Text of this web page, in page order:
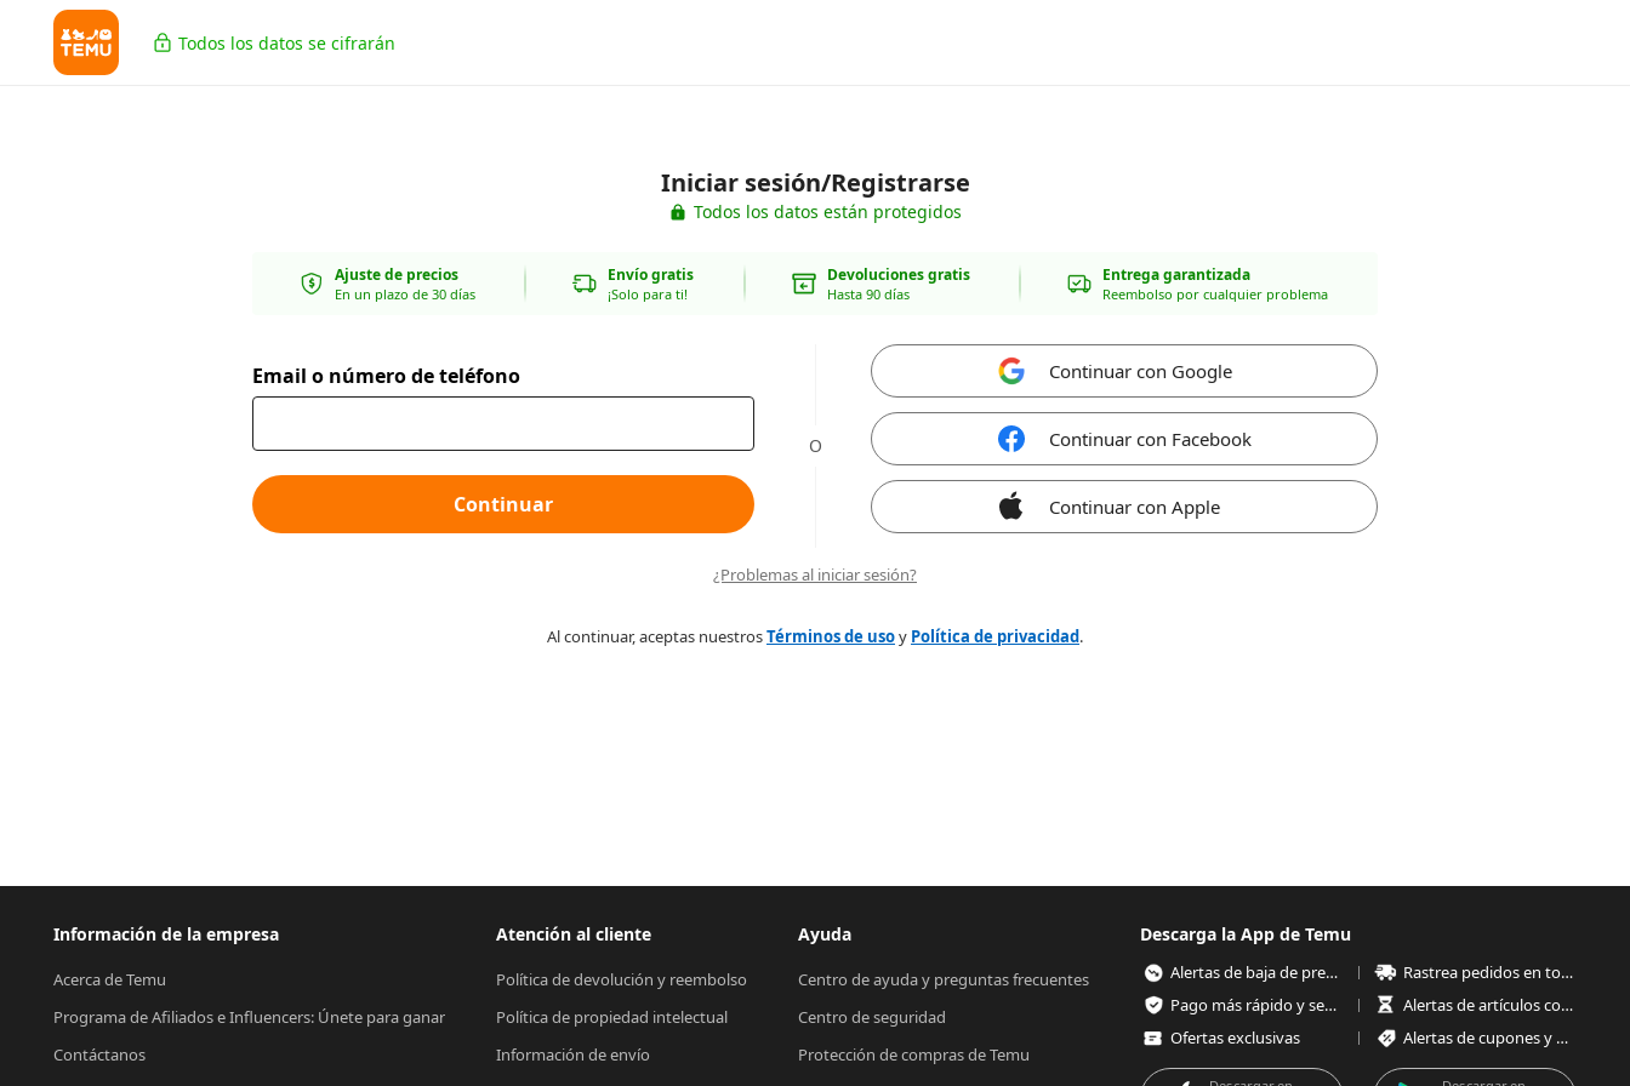
Todos los datos se cifrarán
Iniciar sesión/Registrarse
Todos los datos están protegidos
Ajuste de precios
En un plazo de 30 días
Envío gratis
¡Solo para ti!
Devoluciones gratis
Hasta 90 días
Entrega garantizada
Reembolso por cualquier problema
Email o número de teléfono
Continuar
O
Continuar con Google
Continuar con Facebook
Continuar con Apple
¿Problemas al iniciar sesión?
Al continuar, aceptas nuestrosTérminos de usoy Política de privacidad.
Información de la empresa
Acerca de Temu
Programa de Afiliados e Influencers: Únete para ganar
Contáctanos
Atención al cliente
Política de devolución y reembolso
Política de propiedad intelectual
Información de envío
Ayuda
Centro de ayuda y preguntas frecuentes
Centro de seguridad
Protección de compras de Temu
Descarga la App de Temu
Alertas de baja de precios
Rastrea pedidos en todo momento
Pago más rápido y seguro
Alertas de artículos con poco stock
Ofertas exclusivas
Alertas de cupones y ofertas